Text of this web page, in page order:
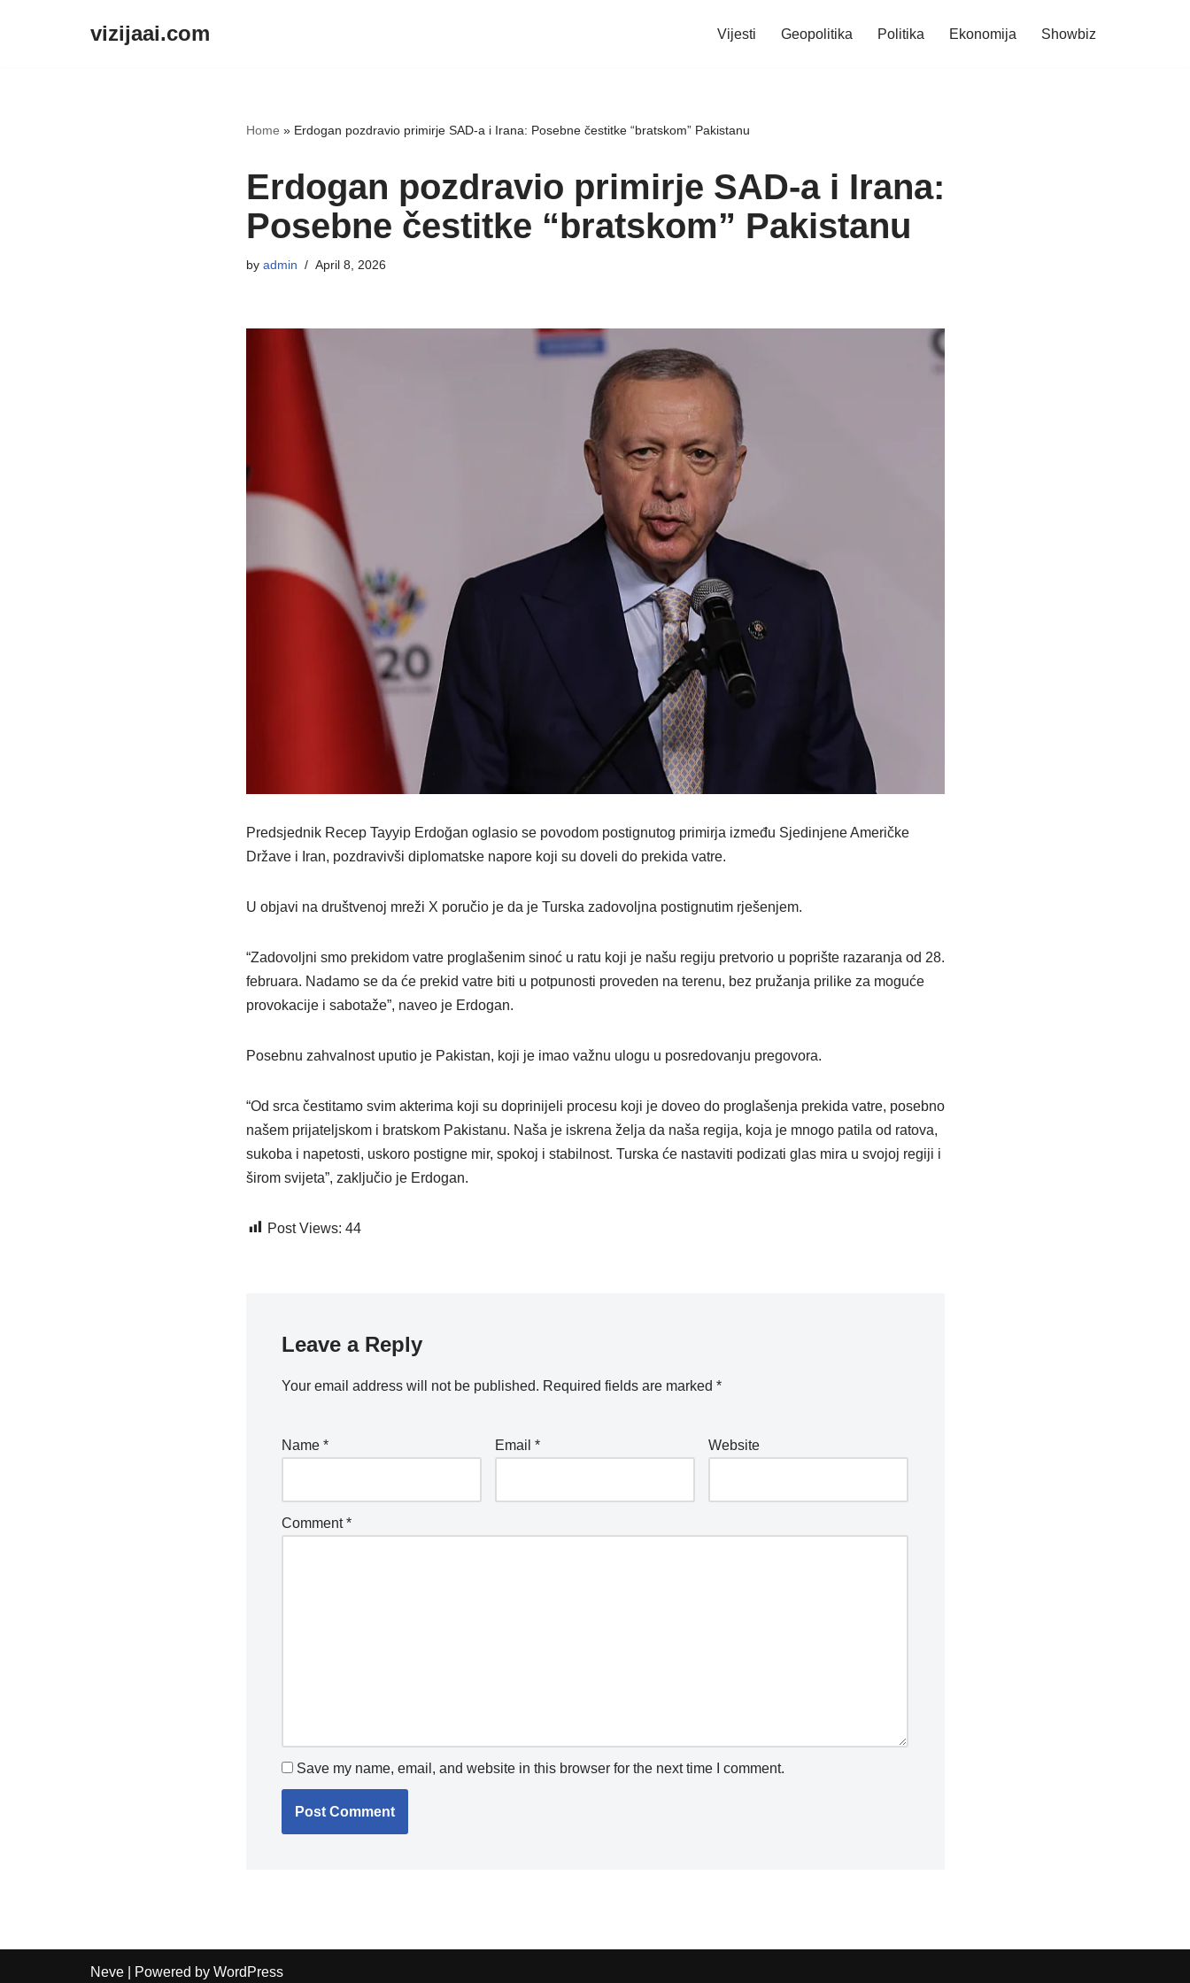
vizijaai.com Vijesti Geopolitika Politika Ekonomija Showbiz
Home » Erdogan pozdravio primirje SAD-a i Irana: Posebne čestitke “bratskom” Pakistanu
Erdogan pozdravio primirje SAD-a i Irana:
Posebne čestitke “bratskom” Pakistanu
by admin April 8, 2026
Predsjednik Recep Tayyip Erdoğan oglasio se povodom postignutog primirja između Sjedinjene Američke
Države i Iran, pozdravivši diplomatske napore koji su doveli do prekida vatre.
U objavi na društvenoj mreži X poručio je da je Turska zadovoljna postignutim rješenjem.
“Zadovoljni smo prekidom vatre proglašenim sinoć u ratu koji je našu regiju pretvorio u poprište razaranja od 28.
februara. Nadamo se da će prekid vatre biti u potpunosti proveden na terenu, bez pružanja prilike za moguće
provokacije i sabotaže”, naveo je Erdogan.
Posebnu zahvalnost uputio je Pakistan, koji je imao važnu ulogu u posredovanju pregovora.
“Od srca čestitamo svim akterima koji su doprinijeli procesu koji je doveo do proglašenja prekida vatre, posebno
našem prijateljskom i bratskom Pakistanu. Naša je iskrena želja da naša regija, koja je mnogo patila od ratova,
sukoba i napetosti, uskoro postigne mir, spokoj i stabilnost. Turska će nastaviti podizati glas mira u svojoj regiji i
širom svijeta”, zaključio je Erdogan.
Post Views: 44
Leave a Reply
Your email address will not be published. Required fields are marked *
Name * Email * Website
Comment*
Save my name, email, and website in this browser for the next time I comment.
Neve | Powered by WordPress